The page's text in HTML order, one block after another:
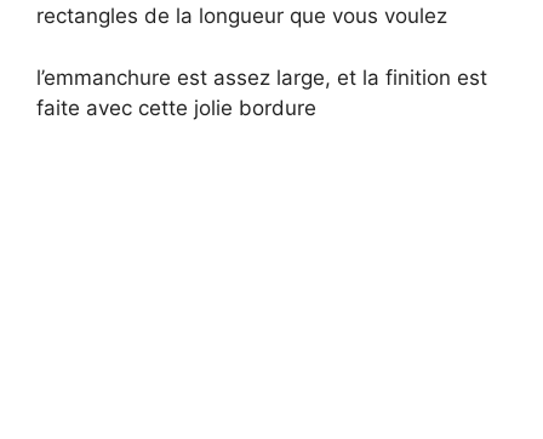
rectangles de la longueur que vous voulez
l’emmanchure est assez large, et la finition est
faite avec cette jolie bordure